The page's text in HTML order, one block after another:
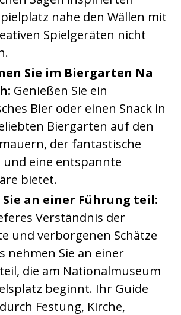
nahe den Wällen mit
Spielgeräten nicht
Sie im Biergarten Na
Genießen Sie ein
Bier oder einen Snack in
Biergarten auf den
der fantastische
und eine entspannte
bietet.
Sie an einer Führung teil:
Verständnis der
und verborgenen Schätze
nehmen Sie an einer
die am Nationalmuseum
beginnt. Ihr Guide
Festung, Kirche,